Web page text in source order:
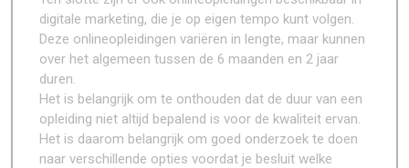
digitale marketing, die je op eigen tempo kunt volgen.
Deze onlineopleidingen variëren in lengte, maar kunnen
over het algemeen tussen de 6 maanden en 2 jaar
duren.
Het is belangrijk om te onthouden dat de duur van een
opleiding niet altijd bepalend is voor de kwaliteit ervan.
Het is daarom belangrijk om goed onderzoek te doen
naar verschillende opties voordat je besluit welke